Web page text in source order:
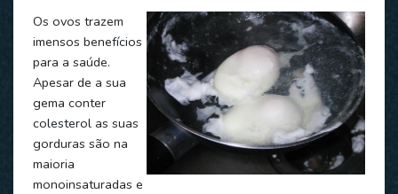
Os ovos trazem
imensos benefícios
para a saúde.
Apesar de a sua
gema conter
colesterol as suas
gorduras são na
maioria
monoinsaturadas e